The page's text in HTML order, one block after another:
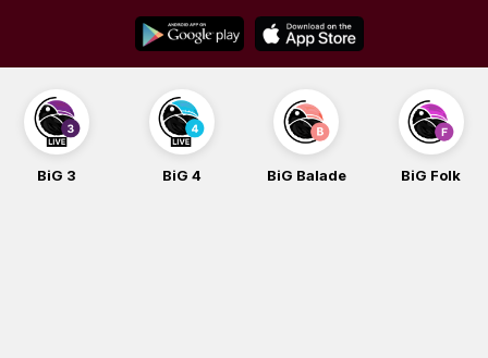
content
BiG 3 BiG 4 BiG Balade BiG Folk